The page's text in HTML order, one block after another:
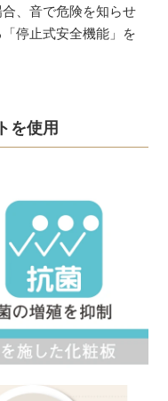
、音で危険を知らせ
停止式安全機能」を
を使用